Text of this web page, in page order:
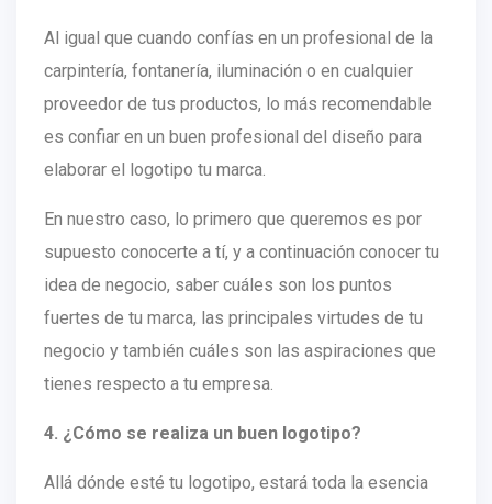
Al igual que cuando confías en un profesional de la
carpintería, fontanería, iluminación o en cualquier
proveedor de tus productos, lo más recomendable
es confiar en un buen profesional del diseño para
elaborar el logotipo tu marca.
En nuestro caso, lo primero que queremos es por
supuesto conocerte a tí, y a continuación conocer tu
idea de negocio, saber cuáles son los puntos
fuertes de tu marca, las principales virtudes de tu
negocio y también cuáles son las aspiraciones que
tienes respecto a tu empresa.
4. ¿Cómo se realiza un buen logotipo?
Allá dónde esté tu logotipo, estará toda la esencia